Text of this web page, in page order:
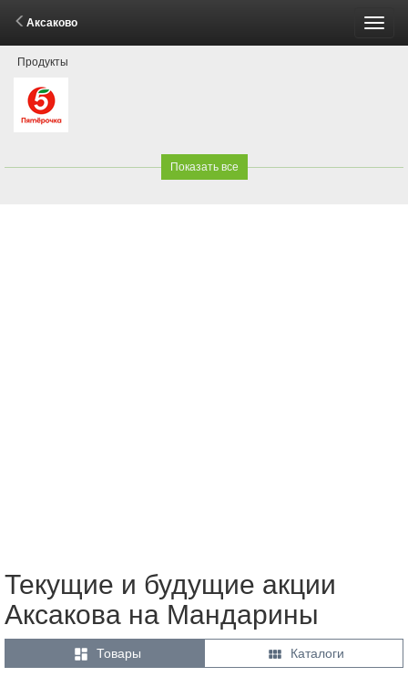
Аксаково
Продукты
Показать все
Текущие и будущие акции
Аксакова на Мандарины
 Товары  Каталоги